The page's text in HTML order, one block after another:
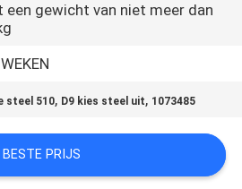
een gewicht van niet meer dan
steel 510, D9 kies steel uit, 1073485
BESTE PRIJS